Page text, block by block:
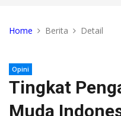
Home Berita Detail
Opini
Tingkat
Muda